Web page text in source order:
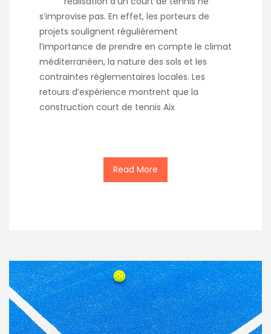
s’improvise pas. En effet, les porteurs de
projets soulignent régulièrement
l’importance de prendre en compte le climat
méditerranéen, la nature des sols et les
contraintes réglementaires locales. Les
retours d’expérience montrent que la
construction court de tennis Aix
Read More